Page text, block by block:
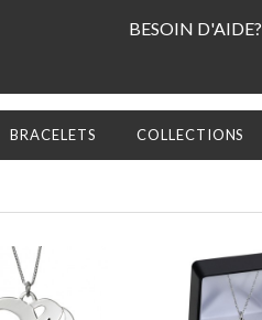
BESOIN D'AIDE?
BRACELETS COLLECTIONS